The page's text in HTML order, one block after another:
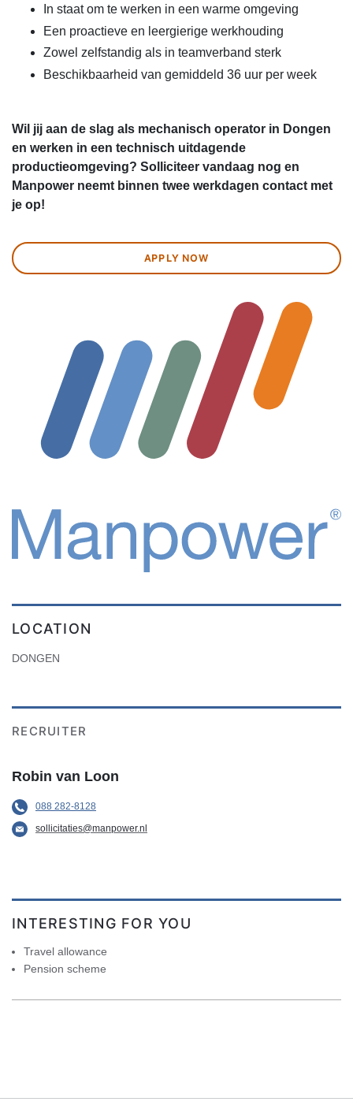
In staat om te werken in een warme omgeving
Een proactieve en leergierige werkhouding
Zowel zelfstandig als in teamverband sterk
Beschikbaarheid van gemiddeld 36 uur per week
Wil jij aan de slag als mechanisch operator in Dongen
en werken in een technisch uitdagende
productieomgeving? Solliciteer vandaag nog en
Manpower neemt binnen twee werkdagen contact met
je op!
APPLY NOW
LOCATION
DONGEN
RECRUITER
Robin van Loon
088 282-8128
sollicitaties@manpower.nl
INTERESTING FOR YOU
Travel allowance
Pension scheme